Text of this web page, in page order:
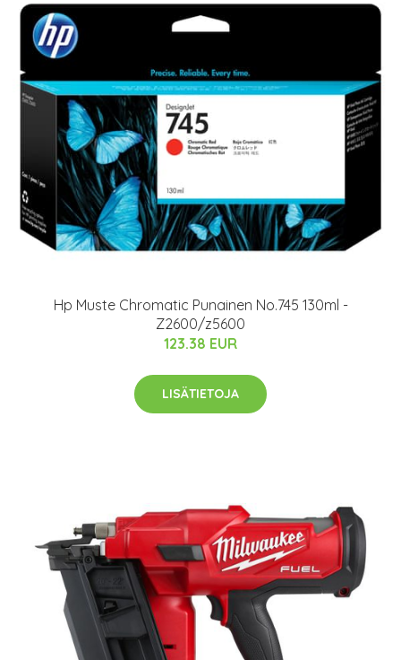
Hp Muste Chromatic Punainen No.745 130ml -
Z2600/z5600
123.38 EUR
LISÄTIETOJA